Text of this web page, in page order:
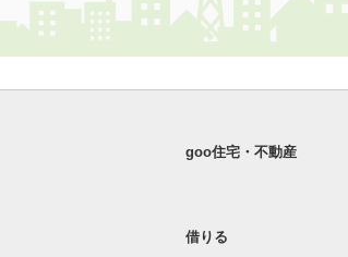
goo住宅・不動産
借りる